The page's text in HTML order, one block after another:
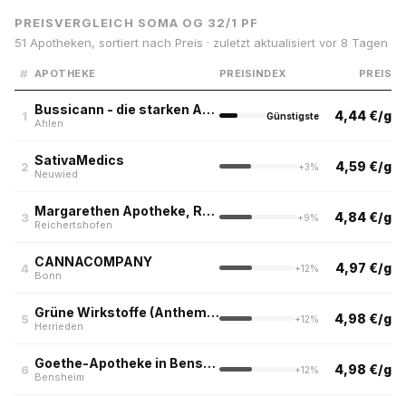
PREISVERGLEICH SOMA OG 32/1 PF
51 Apotheken, sortiert nach Preis · zuletzt aktualisiert vor 8 Tagen
# APOTHEKE PREISINDEX PREIS
1 Bussicann - die starken Apotheken
Ahlen
Günstigste 4,44 €/g
2 SativaMedics
Neuwied
+3% 4,59 €/g
3 Margarethen Apotheke, Reichertshofen
Reichertshofen
+9% 4,84 €/g
4 CANNACOMPANY
Bonn
+12% 4,97 €/g
5 Grüne Wirkstoffe (Anthemis Apotheke)
Herrieden
+12% 4,98 €/g
6 Goethe-Apotheke in Bensheim
Bensheim
+12% 4,98 €/g